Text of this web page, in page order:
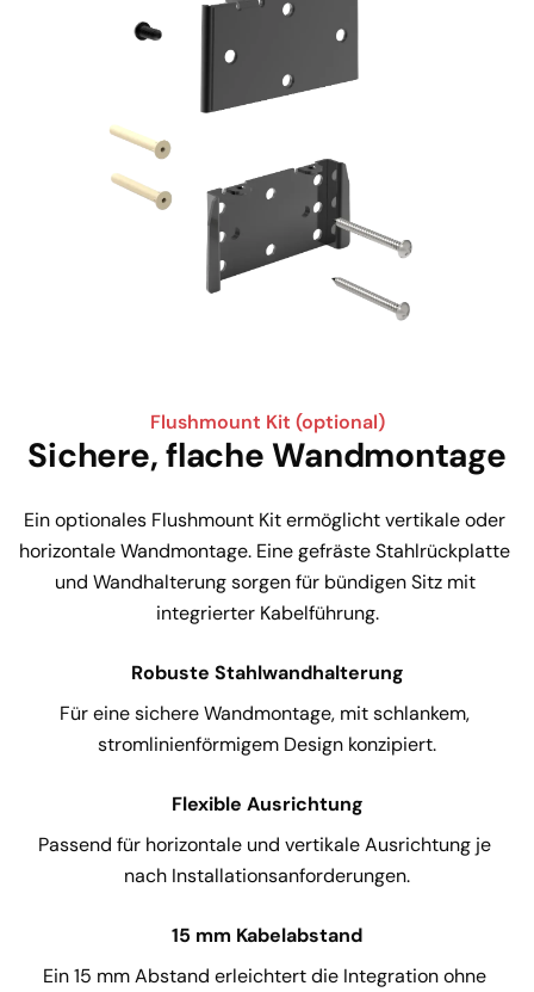
Flushmount Kit (optional)
Sichere, flache Wandmontage
Ein optionales Flushmount Kit ermöglicht vertikale oder
horizontale Wandmontage. Eine gefräste Stahlrückplatte
und Wandhalterung sorgen für bündigen Sitz mit
integrierter Kabelführung.
Robuste Stahlwandhalterung
Für eine sichere Wandmontage, mit schlankem,
stromlinienförmigem Design konzipiert.
Flexible Ausrichtung
Passend für horizontale und vertikale Ausrichtung je
nach Installationsanforderungen.
15 mm Kabelabstand
Ein 15 mm Abstand erleichtert die Integration ohne